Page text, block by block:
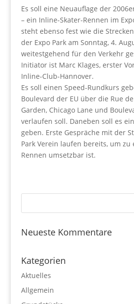
Es soll eine Neuauflage der
– ein Inline-Skater-Rennen im
steht ebenso fest wie die
der Expo Park am Sonntag, 4.
weitestgehend für den Verkehr
Initiator ist Marc Klages, erster
Inline-Club-Hannover.
Es soll einen Speed-Rundkurs
Boulevard der EU über die Rue
Garden, Chicago Lane und
verlaufen soll. Daneben soll es
geben. Erste Gespräche mit der
Park Verein laufen bereits, um zu
Rennen umsetzbar ist.
Neueste Kommentare
Kategorien
Aktuelles
Allgemein